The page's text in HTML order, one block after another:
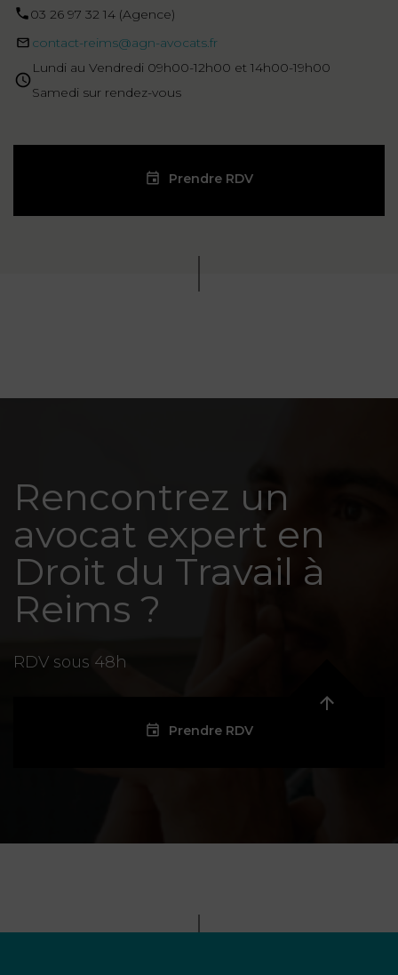
03 26 97 32 14 (Agence)
contact-reims@agn-avocats.fr
Lundi au Vendredi 09h00-12h00 et 14h00-19h00
Samedi sur rendez-vous
Prendre RDV
Rencontrez un
avocat expert en
Droit du Travail à
Reims ?
RDV sous 48h
Prendre RDV